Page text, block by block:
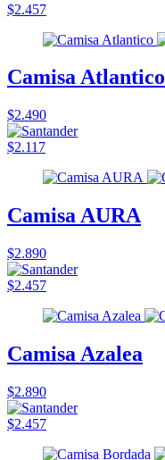
$2.457
Camisa Atlantico
$2.490
$2.117
Camisa AURA
$2.890
$2.457
Camisa Azalea
$2.890
$2.457